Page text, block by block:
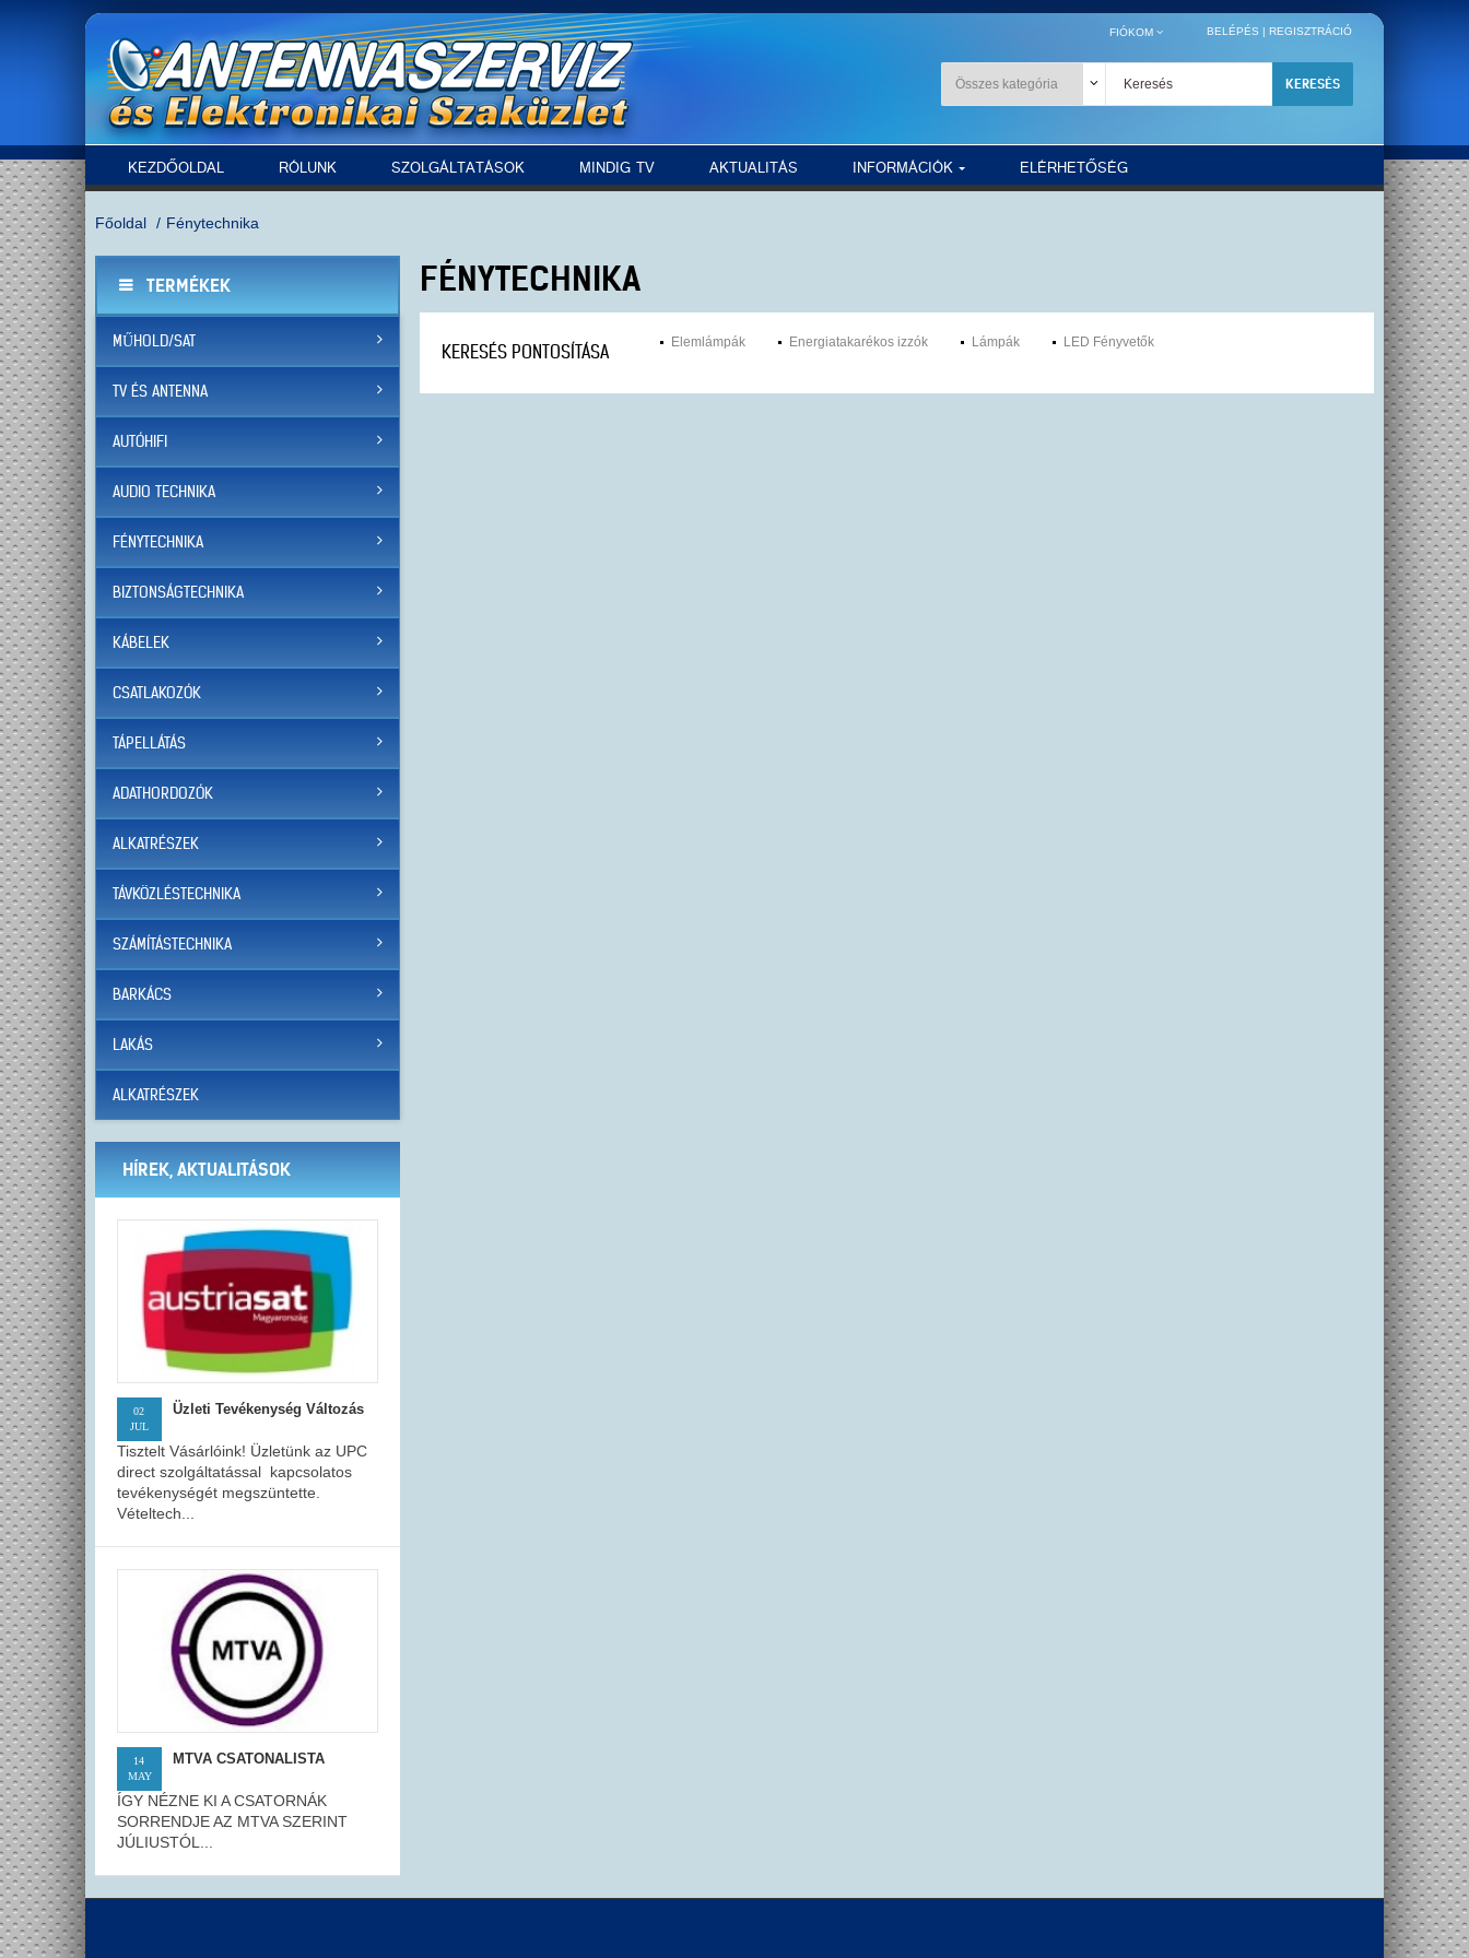
BELÉPÉS | REGISZTRÁCIÓ
FIÓKOM
KERESÉS
KEZDŐOLDAL RÓLUNK SZOLGÁLTATÁSOK MINDIG TV AKTUALITÁS INFORMÁCIÓK ELÉRHETŐSÉG
Főoldal Fénytechnika
TERMÉKEK
MŰHOLD/SAT
TV ÉS ANTENNA
AUTÓHIFI
AUDIO TECHNIKA
FÉNYTECHNIKA
BIZTONSÁGTECHNIKA
KÁBELEK
CSATLAKOZÓK
TÁPELLÁTÁS
ADATHORDOZÓK
ALKATRÉSZEK
TÁVKÖZLÉSTECHNIKA
SZÁMÍTÁSTECHNIKA
BARKÁCS
LAKÁS
ALKATRÉSZEK
HÍREK, AKTUALITÁSOK
Üzleti Tevékenység Változás
02
JUL
Tisztelt Vásárlóink! Üzletünk az UPC
direct szolgáltatással kapcsolatos
tevékenységét megszüntette.
Vételtech...
MTVA CSATONALISTA
14
MAY
ÍGY NÉZNE KI A CSATORNÁK
SORRENDJE AZ MTVA SZERINT
JÚLIUSTÓL...
FÉNYTECHNIKA
KERESÉS PONTOSÍTÁSA Elemlámpák Energiatakarékos izzók Lámpák LED Fényvetők